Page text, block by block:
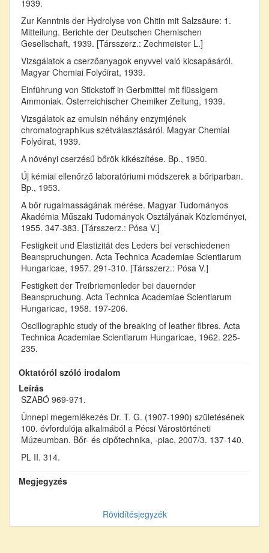
1939.
Zur Kenntnis der Hydrolyse von Chitin mit Salzsäure: 1.
Mitteilung. Berichte der Deutschen Chemischen
Gesellschaft, 1939. [Társszerz.: Zechmeister L.]
Vizsgálatok a cserzőanyagok enyvvel való kicsapásáról.
Magyar Chemiai Folyóirat, 1939.
Einführung von Stickstoff in Gerbmittel mit flüssigem
Ammoniak. Österreichischer Chemiker Zeitung, 1939.
Vizsgálatok az emulsin néhány enzymjének
chromatographikus szétválasztásáról. Magyar Chemiai
Folyóirat, 1939.
A növényi cserzésű bőrök kikészítése. Bp., 1950.
Új kémiai ellenőrző laboratóriumi módszerek a bőriparban.
Bp., 1953.
A bőr rugalmasságának mérése. Magyar Tudományos
Akadémia Műszaki Tudományok Osztályának Közleményei,
1955. 347-383. [Társszerz.: Pósa V.]
Festigkeit und Elastizität des Leders bei verschiedenen
Beanspruchungen. Acta Technica Academiae Scientiarum
Hungaricae, 1957. 291-310. [Társszerz.: Pósa V.]
Festigkeit der Treibriemenleder bei dauernder
Beanspruchung. Acta Technica Academiae Scientiarum
Hungaricae, 1958. 197-206.
Oscillographic study of the breaking of leather fibres. Acta
Technica Academiae Scientiarum Hungaricae, 1962. 225-
235.
Oktatóról szóló irodalom
Leírás
SZABÓ 969-971.
Ünnepi megemlékezés Dr. T. G. (1907-1990) születésének
100. évfordulója alkalmából a Pécsi Várostörténeti
Múzeumban. Bőr- és cipőtechnika, -piac, 2007/3. 137-140.
PL II. 314.
Megjegyzés
Rövidítésjegyzék